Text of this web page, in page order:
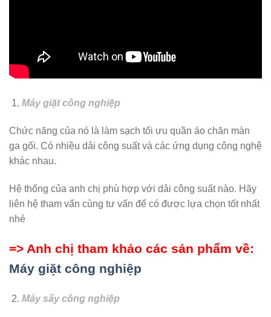
Máy giặt công nghiệp
Chức năng của nó là làm sạch tối ưu quần áo chăn màn
ga gối. Có nhiều dải công suất và các ứng dụng công nghệ
khác nhau.
Hệ thống của anh chị phù hợp với dải công suất nào. Hãy
liên hệ tham vấn cùng tư vấn để có được lựa chọn tốt nhất
nhé
=> Anh chị tham khảo các sản phẩm về:
Máy giặt công nghiệp
Máy sấy công nghiệp